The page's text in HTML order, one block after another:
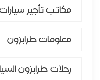
مكاتب تأجير
معلومات طرابزون
رحلات طرابزون